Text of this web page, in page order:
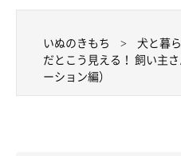
いぬのきもち 犬と暮
だとこう見える！ 飼い主
ーション編）